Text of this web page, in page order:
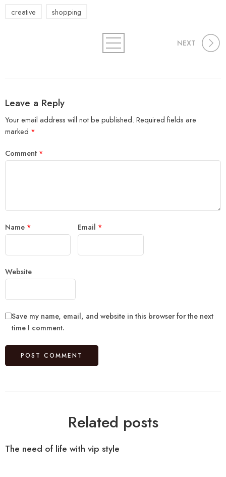
creative shopping
NEXT
Leave a Reply
Your email address will not be published. Required fields are
marked *
Comment *
Name * Email *
Website
Save my name, email, and website in this browser for the next
time I comment.
Related posts
The need of life with vip style